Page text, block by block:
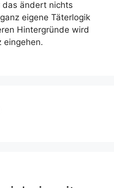
ändert nichts
eigene Täterlogik
Hintergründe wird
eingehen.